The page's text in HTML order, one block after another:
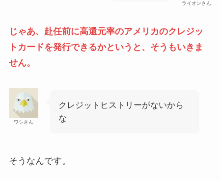
ライオンさん
じゃあ、赴任前に高還元率のアメリカのクレジッ
トカードを発行できるかというと、そうもいきま
せん。
ワシさん
クレジットヒストリーがないから
な
そうなんです。